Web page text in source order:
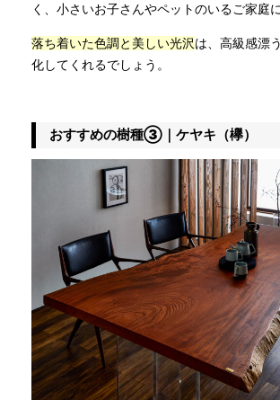
く、小さいお子さんやペットのいるご家庭
落ち着いた色調と美しい光沢は、高級感漂
化してくれるでしょう。
おすすめの樹種③｜ケヤキ（欅）